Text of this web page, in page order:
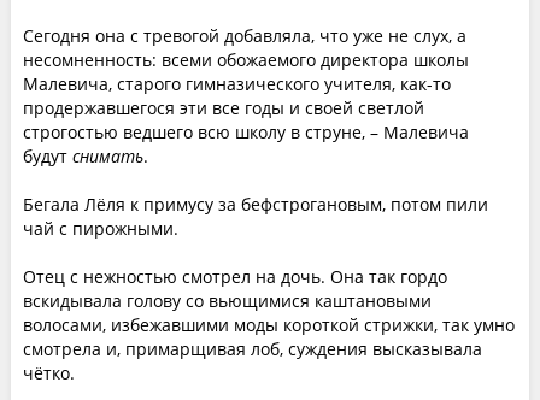
Сегодня она с тревогой добавляла, что уже не слух, а
несомненность: всеми обожаемого директора школы
Малевича, старого гимназического учителя, как-то
продержавшегося эти все годы и своей светлой
строгостью ведшего всю школу в струне, – Малевича
будут снимать.
Бегала Лёля к примусу за бефстрогановым, потом пили
чай с пирожными.
Отец с нежностью смотрел на дочь. Она так гордо
вскидывала голову со вьющимися каштановыми
волосами, избежавшими моды короткой стрижки, так умно
смотрела и, примарщивая лоб, суждения высказывала
чётко.